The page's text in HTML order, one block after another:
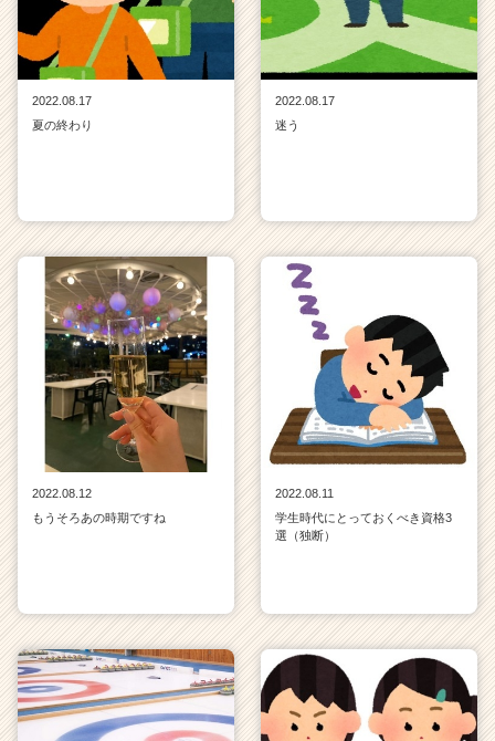
2022.08.17
夏の終わり
2022.08.17
迷う
2022.08.12
もうそろあの時期ですね
2022.08.11
学生時代にとっておくべき資格3
選（独断）